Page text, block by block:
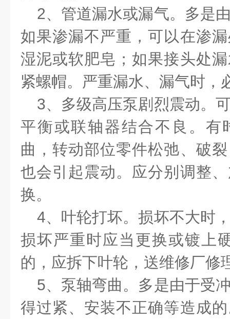
2、管道漏水或漏气。多是
如果渗漏不严重，可以在渗
湿泥或软肥皂；如果接头处
紧螺帽。严重漏水、漏气时，
3、多级高压泵剧烈震动。
平衡或联轴器结合不良。有
曲，转动部位零件松弛、破
也会引起震动。应分别调整
换。
4、叶轮打坏。损坏不大时
损坏严重时应当更换或镀上
的，应拆下叶轮，送维修厂修
5、泵轴弯曲。多是由于受
得过紧、安装不正确等造成